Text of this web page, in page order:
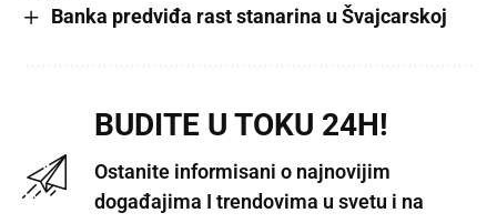
Banka predviđa rast stanarina u Švajcarskoj
BUDITE U TOKU 24H!
Ostanite informisani o najnovijim
događajima I trendovima u svetu i na